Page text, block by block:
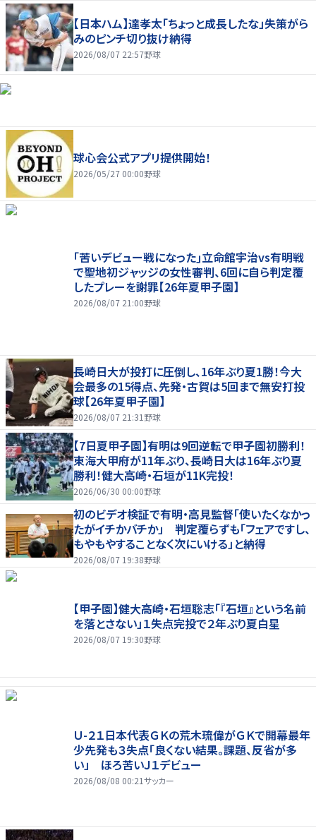
【日本ハム】達孝太「ちょっと成長したな」失策がら
みのピンチ切り抜け納得
2026/08/07 22:57野球
球心会公式アプリ提供開始！
2026/05/27 00:00野球
｢苦いデビュー戦になった｣立命館宇治vs有明戦
で聖地初ジャッジの女性審判、6回に自ら判定覆
したプレーを謝罪【26年夏甲子園】
2026/08/07 21:00野球
長崎日大が投打に圧倒し、16年ぶり夏1勝！今大
会最多の15得点、先発・古賀は5回まで無安打投
球【26年夏甲子園】
2026/08/07 21:31 野球
【7日夏甲子園】有明は9回逆転で甲子園初勝利！
東海大甲府が11年ぶり、長崎日大は16年ぶり夏
勝利！健大高崎・石垣が11K完投！
2026/06/30 00:00野球
初のビデオ検証で有明・高見監督「使いたくなかっ
たがイチかバチか」 判定覆らずも「フェアですし、
もやもやすることなく次にいける」と納得
2026/08/07 19:38野球
【甲子園】健大高崎・石垣聡志「『石垣』という名前
を落とさない」１失点完投で２年ぶり夏白星
2026/08/07 19:30野球
Ｕ-２１日本代表ＧＫの荒木琉偉がＧＫで開幕最年
少先発も３失点「良くない結果。課題、反省が多
い」 ほろ苦いＪ１デビュー
2026/08/08 00:21サッカー